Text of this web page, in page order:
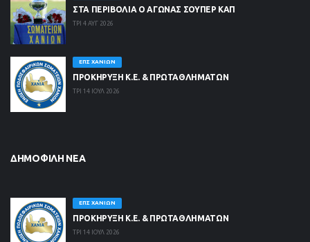
ΣΤΑ ΠΕΡΙΒΟΛΙΑ Ο ΑΓΩΝΑΣ ΣΟΥΠΕΡ ΚΑΠ
ΤΡΙ 4 ΑΥΓ 2026
ΕΠΣ ΧΑΝΊΩΝ
ΠΡΟΚΗΡΥΞΗ Κ.Ε. & ΠΡΩΤΑΘΛΗΜΑΤΩΝ
ΤΡΙ 14 ΙΟΥΛ 2026
ΔΗΜΟΦΙΛΉ ΝΈΑ
ΕΠΣ ΧΑΝΊΩΝ
ΠΡΟΚΗΡΥΞΗ Κ.Ε. & ΠΡΩΤΑΘΛΗΜΑΤΩΝ
ΤΡΙ 14 ΙΟΥΛ 2026